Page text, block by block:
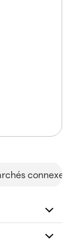
connexes